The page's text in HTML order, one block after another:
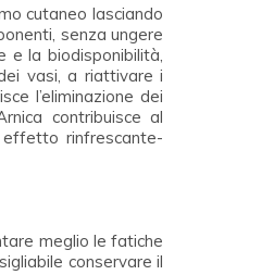
cutaneo lasciando
senza ungere
e la biodisponibilità,
vasi, a riattivare i
l’eliminazione dei
contribuisce al
effetto rinfrescante-
meglio le fatiche
conservare il